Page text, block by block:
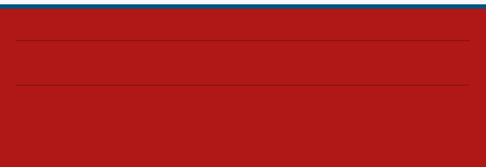
Confira como foi o culto mensal